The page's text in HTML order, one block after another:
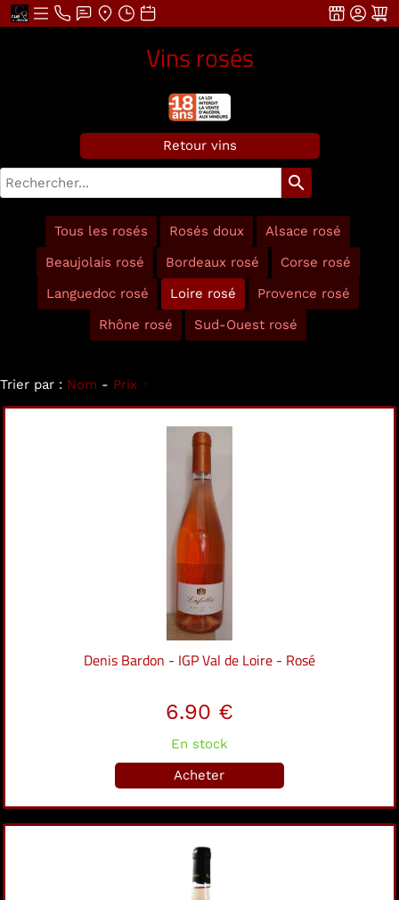
Vins rosés
Retour vins
search
Tous les rosés Rosés doux
Alsace rosé
Beaujolais rosé
Bordeaux rosé
Corse rosé
Languedoc rosé
Loire rosé
Provence rosé
Rhône rosé
Sud-Ouest rosé
Trier par : Nom - Prix
Denis Bardon - IGP Val de Loire - Rosé
6.90 €
En stock
Acheter